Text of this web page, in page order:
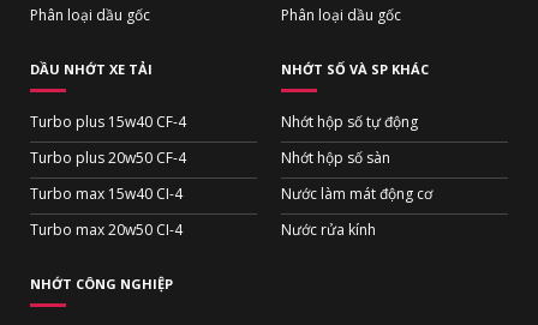
Phân loại dầu gốc
Phân loại dầu gốc
DẦU NHỚT XE TẢI
Turbo plus 15w40 CF-4
Turbo plus 20w50 CF-4
Turbo max 15w40 CI-4
Turbo max 20w50 CI-4
NHỚT SỐ VÀ SP KHÁC
Nhớt hộp số tự động
Nhớt hộp số sàn
Nước làm mát động cơ
Nước rửa kính
NHỚT CÔNG NGHIỆP